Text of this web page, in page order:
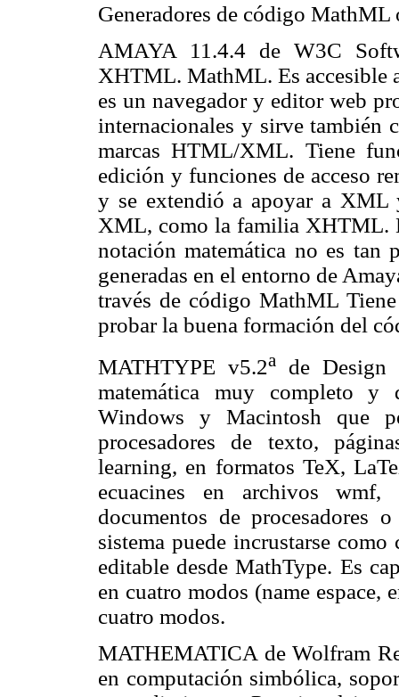
Generadores de código MathML
AMAYA 11.4.4 de W3C
XHTML. MathML. Es accesible
es un navegador y editor web
internacionales y sirve también
marcas HTML/XML. Tiene
edición y funciones de acceso
y se extendió a apoyar a XML
XML, como la familia XHTML.
notación matemática no es tan
generadas en el entorno de
través de código MathML
probar la buena formación del
MATHTYPE v5.2ade Design
matemática muy completo y
Windows y Macintosh que
procesadores de texto,
learning, en formatos TeX,
ecuacines en archivos
documentos de procesadores
sistema puede incrustarse
editable desde MathType. Es
en cuatro modos (name
cuatro modos.
MATHEMATICA de Wolfram
en computación simbólica,